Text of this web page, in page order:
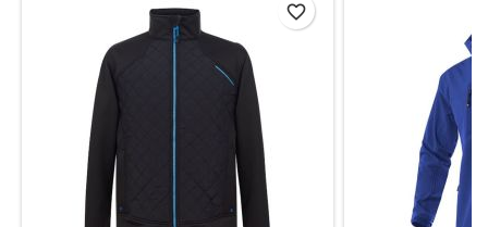
favorite_border